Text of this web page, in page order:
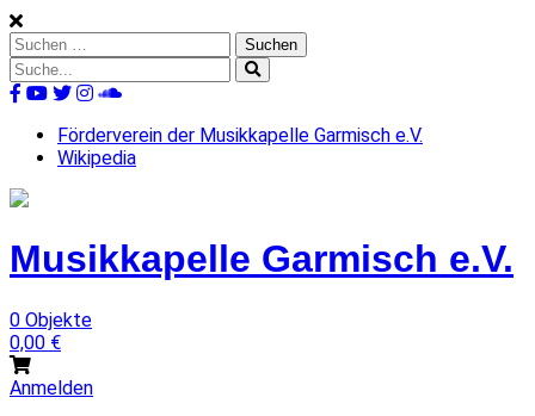
Skip
to
content
Suchen
nach:
Suche
nach:
Förderverein der Musikkapelle Garmisch e.V.
Wikipedia
Musikkapelle Garmisch e.V.
0 Objekte
0,00 €
Anmelden